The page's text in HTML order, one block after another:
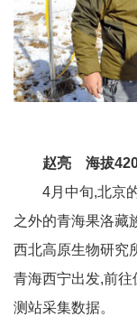
赵亮 海拔
4月中旬,北京的
之外的青海果洛藏
西北高原生物研究
青海西宁出发,前
测站采集数据。